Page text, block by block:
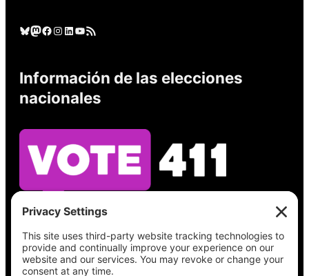
Cielo azul Mastodonte Facebook Instagram LinkedIn YouTube Feed RSS
Información de las elecciones
nacionales
Vea lo que hay en su boleta, encuentre su
lugar de votación, verifique el estado de su